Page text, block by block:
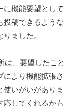
に機能要望として
投稿できるような
ました。
は、要望したこと
により機能拡張さ
使いがいがありま
応してくれるかも